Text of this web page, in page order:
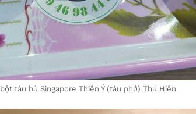
bột tàu hủ Singapore Thiên Ý (tàu phớ) Thu Hiên